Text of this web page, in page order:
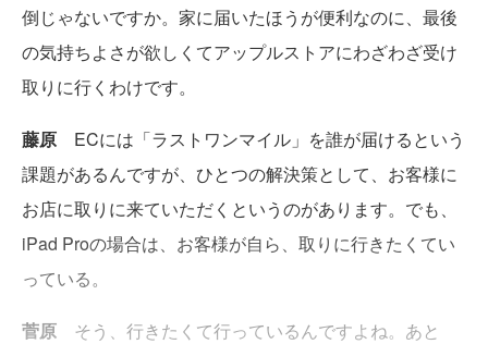
倒じゃないですか。家に届いたほうが便利なのに、最後
の気持ちよさが欲しくてアップルストアにわざわざ受け
取りに行くわけです。
藤原 ECには「ラストワンマイル」を誰が届けるという
課題があるんですが、ひとつの解決策として、お客様に
お店に取りに来ていただくというのがあります。でも、
iPad Proの場合は、お客様が自ら、取りに行きたくてい
っている。
菅原 そう、行きたくて行っているんですよね。あと